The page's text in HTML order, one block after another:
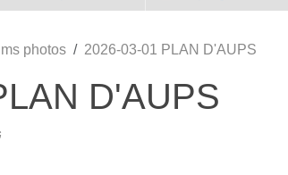
photos 2026-03-01 PLAN D'AUPS
D'AUPS